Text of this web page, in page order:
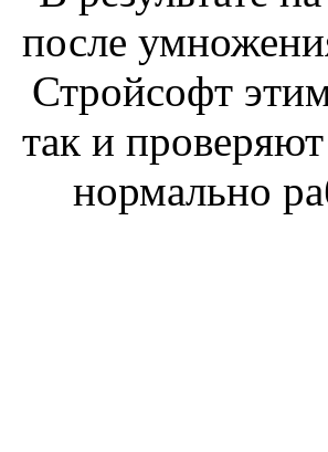
после
Стройсофт
так и
нормально